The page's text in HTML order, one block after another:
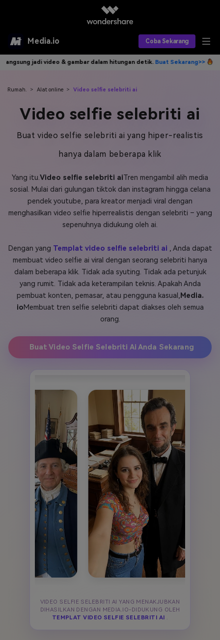
Media.io Coba Sekarang
Alat AI
AI Video
AI Gambar
AI Audio
Model AI yang Didukung
Produk AI
Asisten Video AI
Editor Video AI
Editor Gambar AI
Editor Audio AI
Find More Solutions >>
Efek AI
Efek Video
Efek Foto
Sumber Daya
Panduan Pengguna Apa yang Baru
Tips & Tutorial AI
Postingan Terbaru
Veo3 TOP
Berkreasi dengan AI
detik. Buat Sekarang>> Tulis idemu, AI langsung jadi video &
Rumah. > Alat online > Video selfie selebriti ai
Video selfie selebriti ai
Buat video selfie selebriti ai yang hiper-realistis
hanya dalam beberapa klik
Yang itu.Video selfie selebriti aiTren mengambil alih media
sosial. Mulai dari gulungan tiktok dan instagram hingga celana
pendek youtube, para kreator menjadi viral dengan
menghasilkan video selfie hiperrealistis dengan selebriti – yang
sepenuhnya didukung oleh ai.
Dengan yang Templat video selfie selebriti ai , Anda dapat
membuat video selfie ai viral dengan seorang selebriti hanya
dalam beberapa klik. Tidak ada syuting. Tidak ada petunjuk
yang rumit. Tidak ada keterampilan teknis. Apakah Anda
pembuat konten, pemasar, atau pengguna kasual, Media.
ioMembuat tren selfie selebriti dapat diakses oleh semua
orang.
Buat Video Selfie Selebriti Ai Anda Sekarang
VIDEO SELFIE SELEBRITI AI YANG MENAKJUBKAN
DIHASILKAN DENGAN MEDIA.IO-DIDUKUNG OLEH
TEMPLAT VIDEO SELFIE SELEBRITI AI
.